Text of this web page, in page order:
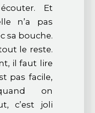
Et
n’a pas
sa bouche.
le reste.
il faut lire
pas facile,
on
c’est joli